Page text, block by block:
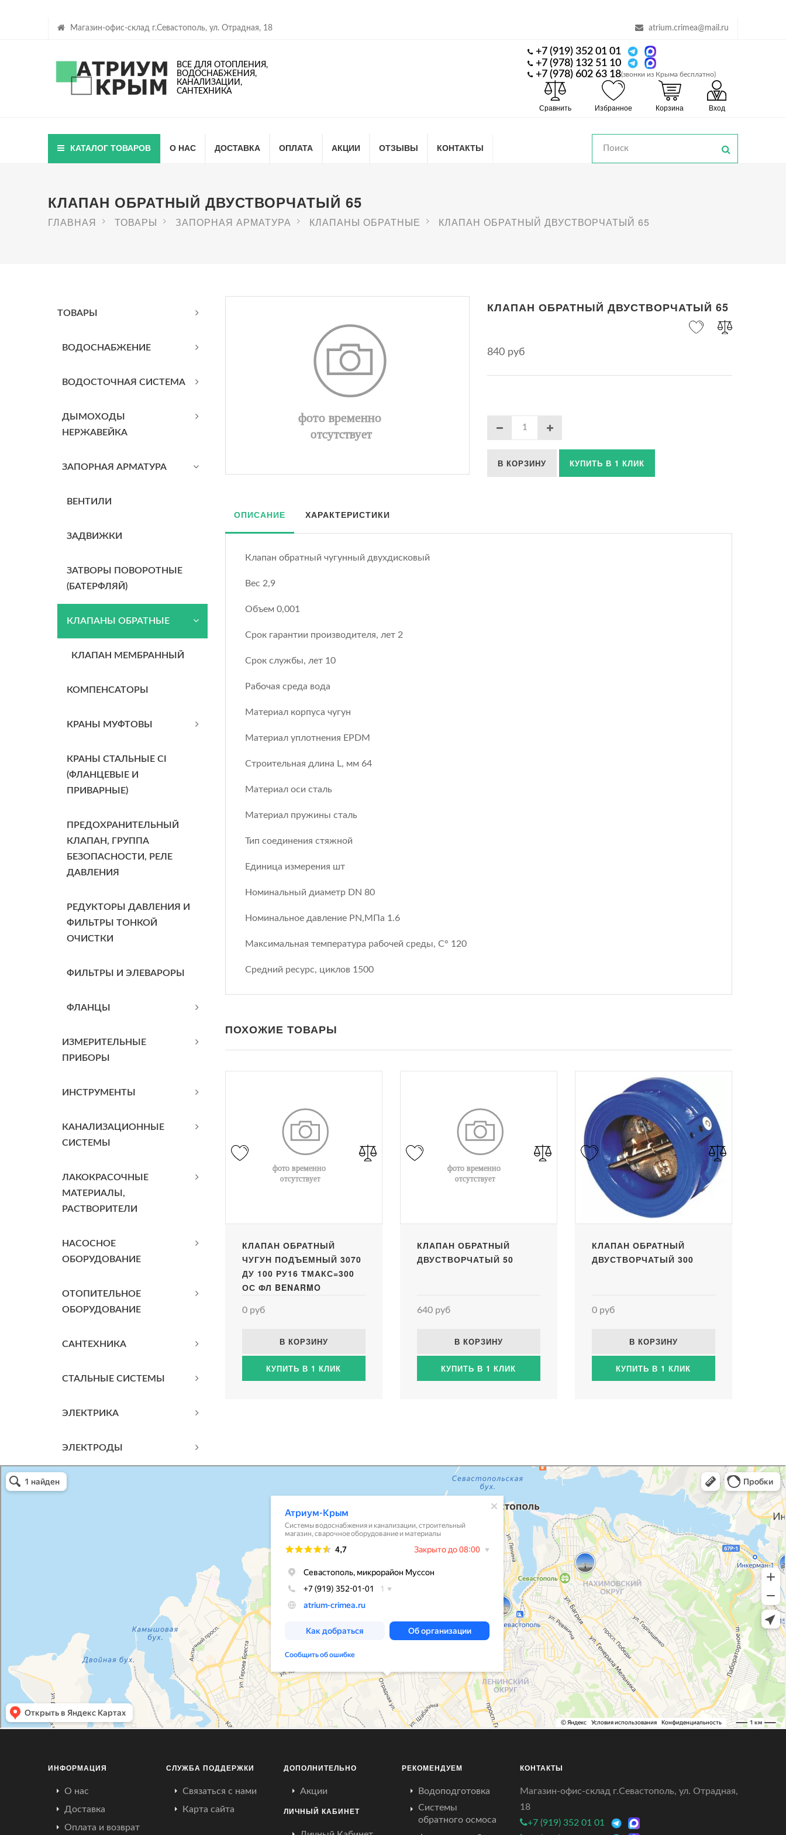
Магазин-офис-склад г.Севастополь, ул. Отрадная, 18 atrium.crimea@mail.ru
ВСЕ ДЛЯ ОТОПЛЕНИЯ,
ВОДОСНАБЖЕНИЯ,
КАНАЛИЗАЦИИ,
САНТЕХНИКА
+7 (919) 352 01 01
+7 (978) 132 51 10
+7 (978) 602 63 18(звонки из Крыма бесплатно)
Сравнить Избранное Корзина Вход
КАТАЛОГ ТОВАРОВ О НАС ДОСТАВКА ОПЛАТА АКЦИИ ОТЗЫВЫ КОНТАКТЫ
КЛАПАН ОБРАТНЫЙ ДВУСТВОРЧАТЫЙ 65
ГЛАВНАЯ ТОВАРЫ ЗАПОРНАЯ АРМАТУРА КЛАПАНЫ ОБРАТНЫЕ КЛАПАН ОБРАТНЫЙ ДВУСТВОРЧАТЫЙ 65
ТОВАРЫ
BОДОСНАБЖЕНИЕ
ВОДОСТОЧНАЯ СИСТЕМА
ДЫМОХОДЫ
НЕРЖАВЕЙКА
ЗАПОРНАЯ АРМАТУРА
ВЕНТИЛИ
ЗАДВИЖКИ
ЗАТВОРЫ ПОВОРОТНЫЕ
(БАТЕРФЛЯЙ)
КЛАПАНЫ ОБРАТНЫЕ
КЛАПАН МЕМБРАННЫЙ
КОМПЕНСАТОРЫ
КРАНЫ МУФТОВЫ
КРАНЫ СТАЛЬНЫЕ CI
(ФЛАНЦЕВЫЕ И
ПРИВАРНЫЕ)
ПРЕДОХРАНИТЕЛЬНЫЙ
КЛАПАН, ГРУППА
БЕЗОПАСНОСТИ, РЕЛЕ
ДАВЛЕНИЯ
РЕДУКТОРЫ ДАВЛЕНИЯ И
ФИЛЬТРЫ ТОНКОЙ
ОЧИСТКИ
ФИЛЬТРЫ И ЭЛЕВАРОРЫ
ФЛАНЦЫ
ИЗМЕРИТЕЛЬНЫЕ
ПРИБОРЫ
ИНСТРУМЕНТЫ
КАНАЛИЗАЦИОННЫЕ
СИСТЕМЫ
ЛАКОКРАСОЧНЫЕ
МАТЕРИАЛЫ,
РАСТВОРИТЕЛИ
НАСОСНОЕ
ОБОРУДОВАНИЕ
ОТОПИТЕЛЬНОЕ
ОБОРУДОВАНИЕ
САНТЕХНИКА
СТАЛЬНЫЕ СИСТЕМЫ
ЭЛЕКТРИКА
ЭЛЕКТРОДЫ
КЛАПАН ОБРАТНЫЙ ДВУСТВОРЧАТЫЙ 65
840 руб
В КОРЗИНУ КУПИТЬ В 1 КЛИК
ОПИСАНИЕ ХАРАКТЕРИСТИКИ
Клапан обратный чугунный двухдисковый
Вес 2,9
Объем 0,001
Срок гарантии производителя, лет 2
Срок службы, лет 10
Рабочая среда вода
Материал корпуса чугун
Материал уплотнения EPDM
Строительная длина L, мм 64
Материал оси сталь
Материал пружины сталь
Тип соединения стяжной
Единица измерения шт
Номинальный диаметр DN 80
Номинальное давление PN,МПа 1.6
Максимальная температура рабочей среды, С° 120
Средний ресурс, циклов 1500
ПОХОЖИЕ ТОВАРЫ
КЛАПАН ОБРАТНЫЙ
ЧУГУН ПОДЪЕМНЫЙ 3070
ДУ 100 РУ16 ТМАКС=300
ОС ФЛ BENARMO
0 руб
В КОРЗИНУ
КУПИТЬ В 1 КЛИК
КЛАПАН ОБРАТНЫЙ
ДВУСТВОРЧАТЫЙ 50
640 руб
В КОРЗИНУ
КУПИТЬ В 1 КЛИК
КЛАПАН ОБРАТНЫЙ
ДВУСТВОРЧАТЫЙ 300
0 руб
В КОРЗИНУ
КУПИТЬ В 1 КЛИК
Атриум-Крым
Системы водоснабжения, отопления, канализации в Севастополе
Снабжение строительных объектов в Севастополе
ИНФОРМАЦИЯ
О нас
Доставка
Оплата и возврат
СЛУЖБА ПОДДЕРЖКИ
Связаться с нами
Карта сайта
ДОПОЛНИТЕЛЬНО
Акции
ЛИЧНЫЙ КАБИНЕТ
РЕКОМЕНДУЕМ
Водоподготовка
Системы
обратного осмоса
КОНТАКТЫ
Магазин-офис-склад г.Севастополь, ул. Отрадная,
18
+7 (919) 352 01 01